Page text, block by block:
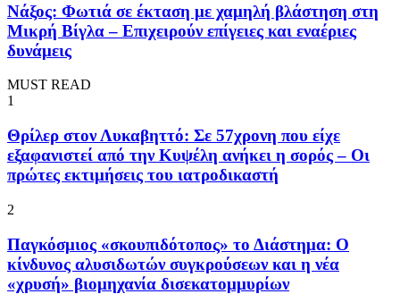
Νάξος: Φωτιά σε έκταση με χαμηλή βλάστηση στη
Μικρή Βίγλα – Επιχειρούν επίγειες και εναέριες
δυνάμεις
MUST READ
1
Θρίλερ στον Λυκαβηττό: Σε 57χρονη που είχε
εξαφανιστεί από την Κυψέλη ανήκει η σορός – Οι
πρώτες εκτιμήσεις του ιατροδικαστή
2
Παγκόσμιος «σκουπιδότοπος» το Διάστημα: Ο
κίνδυνος αλυσιδωτών συγκρούσεων και η νέα
«χρυσή» βιομηχανία δισεκατομμυρίων